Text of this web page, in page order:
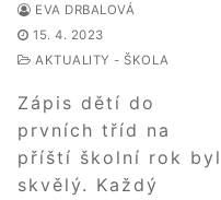
EVA DRBALOVÁ
15. 4. 2023
AKTUALITY - ŠKOLA
Zápis dětí do
prvních tříd na
příští školní rok byl
skvělý. Každý